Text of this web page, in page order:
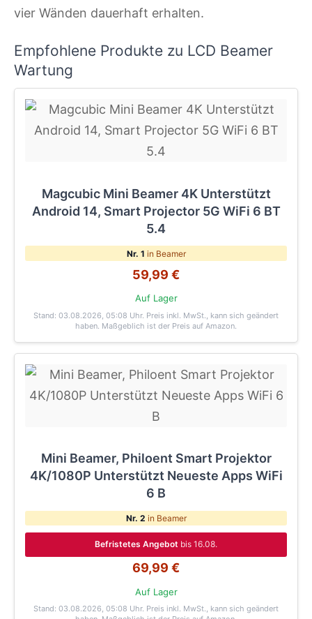
vier Wänden dauerhaft erhalten.
Empfohlene Produkte zu LCD Beamer
Wartung
Magcubic Mini Beamer 4K Unterstützt
Android 14, Smart Projector 5G WiFi 6 BT
5.4
Nr. 1 in Beamer
59,99 €
Auf Lager
Stand: 03.08.2026, 05:08 Uhr. Preis inkl. MwSt., kann sich geändert
haben. Maßgeblich ist der Preis auf Amazon.
Mini Beamer, Philoent Smart Projektor
4K/1080P Unterstützt Neueste Apps WiFi
6 B
Nr. 2 in Beamer
Befristetes Angebot bis 16.08.
69,99 €
Auf Lager
Stand: 03.08.2026, 05:08 Uhr. Preis inkl. MwSt., kann sich geändert